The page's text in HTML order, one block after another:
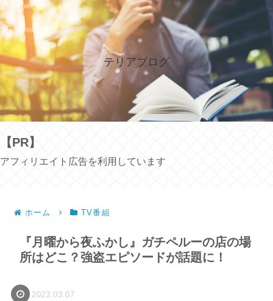
テリアブログ
【PR】
アフィリエイト広告を利用しています
ホーム TV番組
『月曜から夜ふかし』ガチペルーの店の場
所はどこ？強盗エピソードが話題に！
2023.03.07